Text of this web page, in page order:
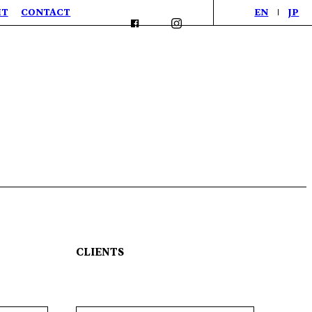
CONTACT EN JP
CLIENTS